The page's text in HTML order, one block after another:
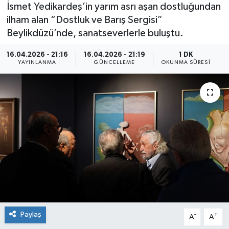
İsmet Yedikardeş’in yarım asrı aşan dostluğundan
ilham alan “Dostluk ve Barış Sergisi”
Beylikdüzü’nde, sanatseverlerle buluştu.
16.04.2026 - 21:16
YAYINLANMA
16.04.2026 - 21:19
GÜNCELLEME
1 DK
OKUNMA SÜRESI
Paylaş A- A+